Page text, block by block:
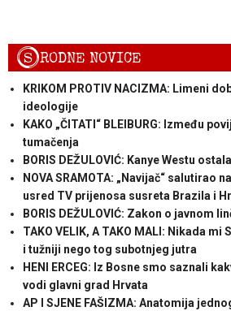
SRODNE NOVICE
KRIKOM PROTIV NACIZMA: Limeni
ideologije
KAKO „ČITATI“ BLEIBURG: Između
tumačenja
BORIS DEŽULOVIĆ: Kanye Westu
NOVA SRAMOTA: „Navijač“ salutirao
usred TV prijenosa susreta Brazila i
BORIS DEŽULOVIĆ: Zakon o javnom
TAKO VELIK, A TAKO MALI: Nikada
i tužniji nego tog subotnjeg jutra
HENI ERCEG: Iz Bosne smo saznali
vodi glavni grad Hrvata
AP I SJENE FAŠIZMA: Anatomija